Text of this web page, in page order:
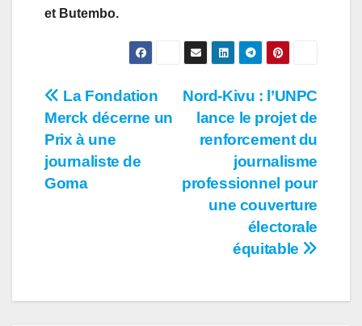
et Butembo.
Navigation
de
l’article
Nord-Kivu : l’UNPC
lance le projet de
renforcement du
journalisme
professionnel pour
une couverture
électorale
équitable
La Fondation
Merck décerne un
Prix à une
journaliste de
Goma